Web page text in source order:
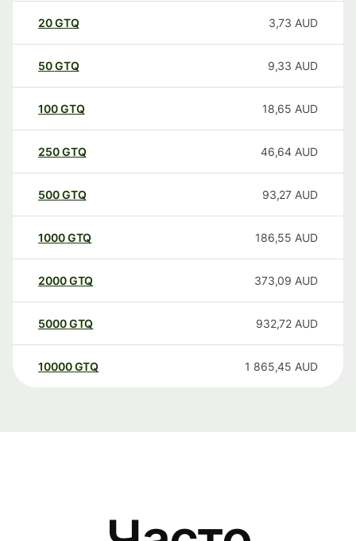
20GTQ 3,73 AUD
50GTQ 9,33 AUD
100GTQ 18,65 AUD
250GTQ 46,64 AUD
500GTQ 93,27 AUD
1000GTQ 186,55 AUD
2000GTQ 373,09 AUD
5000GTQ 932,72 AUD
10000 GTQ 1 865,45 AUD